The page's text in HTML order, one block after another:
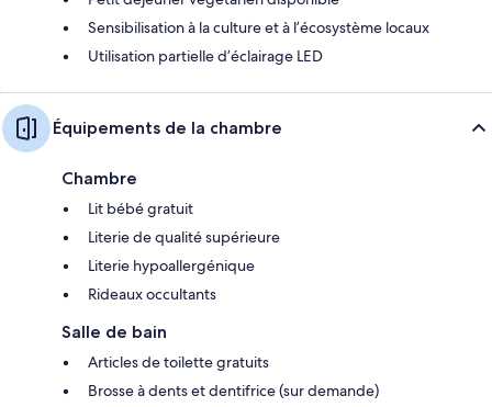
Sensibilisation à la culture et à l’écosystème locaux
Utilisation partielle d’éclairage LED
Équipements de la chambre
Chambre
Lit bébé gratuit
Literie de qualité supérieure
Literie hypoallergénique
Rideaux occultants
Salle de bain
Articles de toilette gratuits
Brosse à dents et dentifrice (sur demande)